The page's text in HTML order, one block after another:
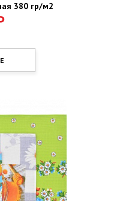
380 гр/м2